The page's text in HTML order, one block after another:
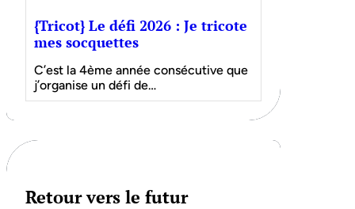
{Tricot} Le défi 2026 : Je tricote
mes socquettes
C’est la 4ème année consécutive que
j’organise un défi de…
Retour vers le futur